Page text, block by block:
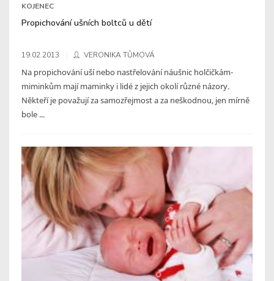
KOJENEC
Propichování ušních boltců u dětí
19.02.2013 VERONIKA TŮMOVÁ
Na propichování uší nebo nastřelování náušnic holčičkám-
miminkům mají maminky i lidé z jejich okolí různé názory.
Někteří je považují za samozřejmost a za neškodnou, jen mírně
bole ...